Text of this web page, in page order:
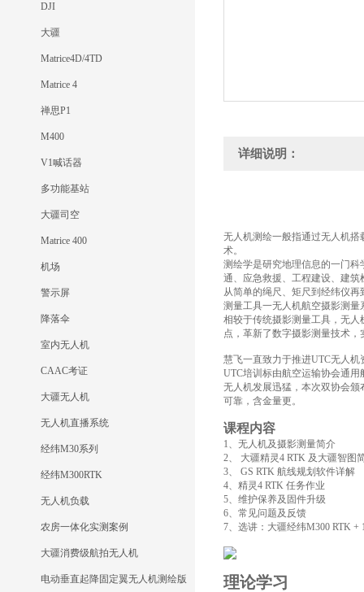
DJI
大疆
Matrice4D/4TD
Matrice 4
禅思P1
M400
V1喊话器
多功能基站
大疆司空
Matrice 400
机场
警示屏
降落伞
室内无人机
CAAC考证
大疆无人机
无人机直播系统
经纬M30系列
经纬M300RTK
无人机负载
农房一体化实测案例
大疆消费级航拍无人机
电动垂直起降固定翼无人机测绘版
详细说明：
无人机测绘一般指通过无人机
术。
测绘学是研究地理信息的一门
通、应急救援、工程建设、建
从简单的绳尺、矩尺到经纬仪
测量工具一无人机航空摄影测量
相较于传统摄影测量工具，无
点，革新了数字摄影测量技术
慧飞一直致力于推进UTC无人
UTC培训标由航空运输协会通
无人机发展迅猛，本次双协会
可靠，含金量更。
课程内容
1、无人机及摄影测量简介
2、 大疆精灵4 RTK 及大疆智图
3、 GS RTK 航线规划软件详解
4、精灵4 RTK 任务作业
5、维护保养及固件升级
6、常见问题及反馈
7、选讲：大疆经纬M300 RTK
理论学习